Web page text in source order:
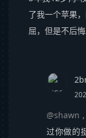
了我一个苹果
屈，但是不后悔
@shawn ,
过你做的